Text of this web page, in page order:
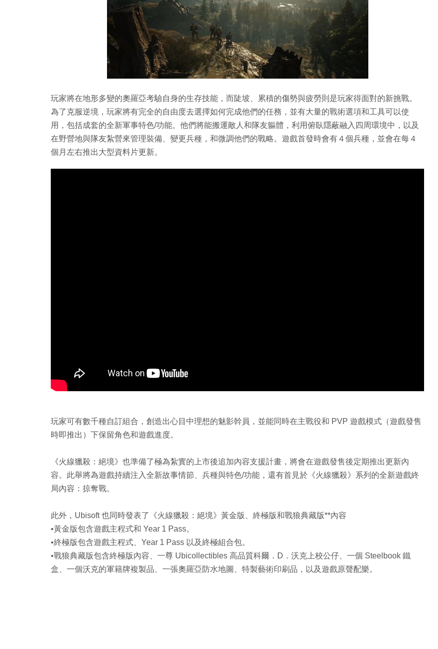
玩家將在地形多變的奧羅亞考驗自身的生存技能，而陡坡、累積的傷勢與疲勞則是玩家得面對的新挑戰。
為了克服逆境，玩家將有完全的自由度去選擇如何完成他們的任務，並有大量的戰術選項和工具可以使
用，包括成套的全新軍事特色/功能。他們將能搬運敵人和隊友軀體，利用俯臥隱蔽融入四周環境中，以及
在野營地與隊友紮營來管理裝備、變更兵種，和微調他們的戰略。遊戲首發時會有４個兵種，並會在每４
個月左右推出大型資料片更新。
玩家可有數千種自訂組合，創造出心目中理想的魅影幹員，並能同時在主戰役和 PVP 遊戲模式（遊戲發售
時即推出）下保留角色和遊戲進度。
《火線獵殺：絕境》也準備了極為紮實的上市後追加內容支援計畫，將會在遊戲發售後定期推出更新內
容。此舉將為遊戲持續注入全新故事情節、兵種與特色/功能，還有首見於《火線獵殺》系列的全新遊戲終
局內容：掠奪戰。
此外，Ubisoft 也同時發表了《火線獵殺：絕境》黃金版、終極版和戰狼典藏版**內容
•黃金版包含遊戲主程式和 Year 1 Pass。
•終極版包含遊戲主程式、Year 1 Pass 以及終極組合包。
•戰狼典藏版包含終極版內容、一尊 Ubicollectibles 高品質科爾．D．沃克上校公仔、一個 Steelbook 鐵
盒、一個沃克的軍籍牌複製品、一張奧羅亞防水地圖、特製藝術印刷品，以及遊戲原聲配樂。